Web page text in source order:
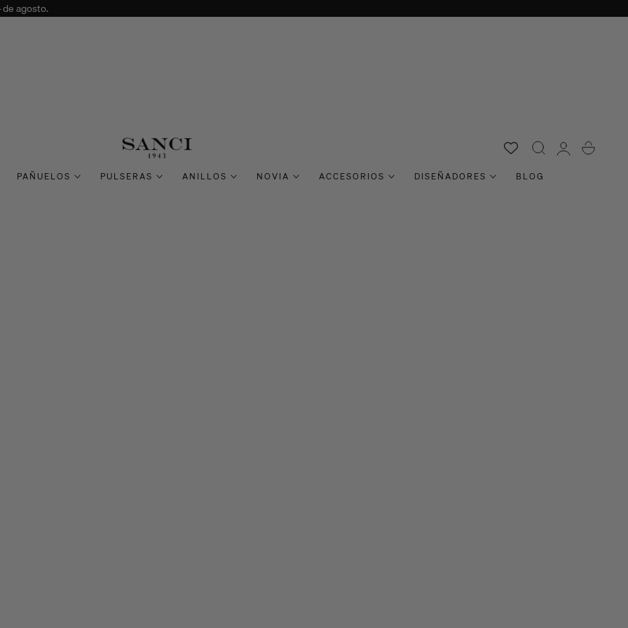
agosto.
PAÑUELOS PULSERAS ANILLOS NOVIA ACCESORIOS DISEÑADORES BLOG
Acceso Carro